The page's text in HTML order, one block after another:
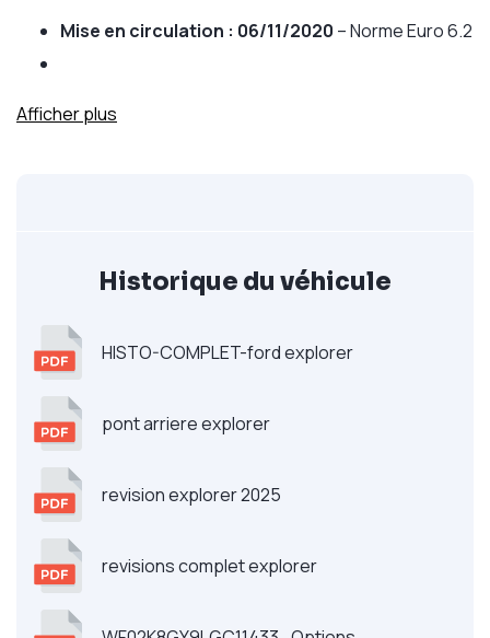
Mise en circulation : 06/11/2020 – Norme Euro 6.2
Afficher plus
Historique du véhicule
HISTO-COMPLET-ford explorer
pont arriere explorer
revision explorer 2025
revisions complet explorer